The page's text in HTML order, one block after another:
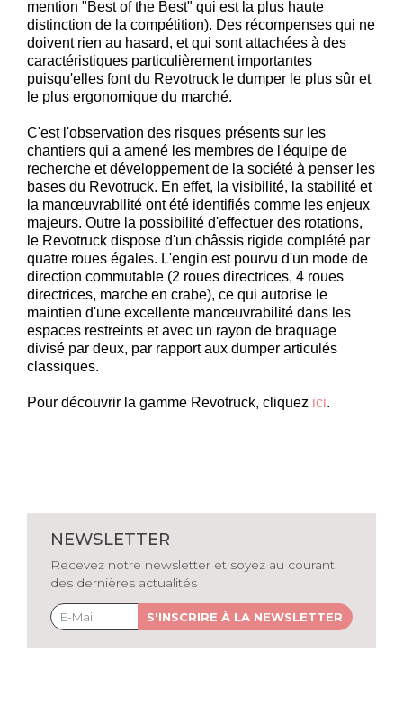
mention "Best of the Best" qui est la plus haute
distinction de la compétition). Des récompenses qui ne
doivent rien au hasard, et qui sont attachées à des
caractéristiques particulièrement importantes
puisqu'elles font du Revotruck le dumper le plus sûr et
le plus ergonomique du marché.
C'est l'observation des risques présents sur les
chantiers qui a amené les membres de l'équipe de
recherche et développement de la société à penser les
bases du Revotruck. En effet, la visibilité, la stabilité et
la manœuvrabilité ont été identifiés comme les enjeux
majeurs. Outre la possibilité d'effectuer des rotations,
le Revotruck dispose d'un châssis rigide complété par
quatre roues égales. L'engin est pourvu d'un mode de
direction commutable (2 roues directrices, 4 roues
directrices, marche en crabe), ce qui autorise le
maintien d'une excellente manœuvrabilité dans les
espaces restreints et avec un rayon de braquage
divisé par deux, par rapport aux dumper articulés
classiques.
Pour découvrir la gamme Revotruck, cliquez ici.
NEWSLETTER
Recevez notre newsletter et soyez au courant
des dernières actualités
S'INSCRIRE À LA NEWSLETTER